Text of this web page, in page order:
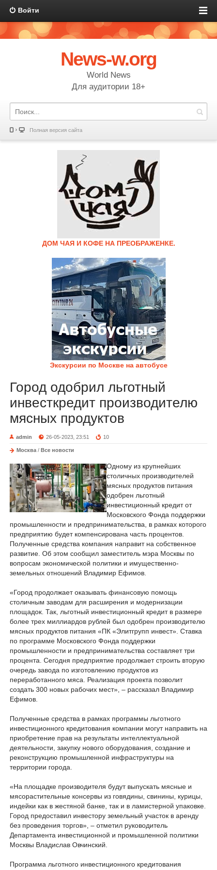
Войти
News-w.org
World News
Для аудитории 18+
Полная версия сайта
ДОМ ЧАЯ И КОФЕ НА ПРЕОБРАЖЕНКЕ.
Экскурсии по Москве на автобусе
Город одобрил льготный
инвесткредит производителю
мясных продуктов
admin 26-05-2023, 23:51 10
Москва / Все новости
Одному из крупнейших
столичных производителей
мясных продуктов питания
одобрен льготный
инвестиционный кредит от
Московского Фонда поддержки
промышленности и предпринимательства, в рамках которого
предприятию будет компенсирована часть процентов.
Полученные средства компания направит на собственное
развитие. Об этом сообщил заместитель мэра Москвы по
вопросам экономической политики и имущественно-
земельных отношений Владимир Ефимов.
«Город продолжает оказывать финансовую помощь
столичным заводам для расширения и модернизации
площадок. Так, льготный инвестиционный кредит в размере
более трех миллиардов рублей был одобрен производителю
мясных продуктов питания «ПК «Элитгрупп инвест». Ставка
по программе Московского Фонда поддержки
промышленности и предпринимательства составляет три
процента. Сегодня предприятие продолжает строить вторую
очередь завода по изготовлению продуктов из
переработанного мяса. Реализация проекта позволит
создать 300 новых рабочих мест», – рассказал Владимир
Ефимов.
Полученные средства в рамках программы льготного
инвестиционного кредитования компании могут направить на
приобретение прав на результаты интеллектуальной
деятельности, закупку нового оборудования, создание и
реконструкцию промышленной инфраструктуры на
территории города.
«На площадке производителя будут выпускать мясные и
мясорастительные консервы из говядины, свинины, курицы,
индейки как в жестяной банке, так и в ламистерной упаковке.
Город предоставил инвестору земельный участок в аренду
без проведения торгов», – отметил руководитель
Департамента инвестиционной и промышленной политики
Москвы Владислав Овчинский.
Программа льготного инвестиционного кредитования